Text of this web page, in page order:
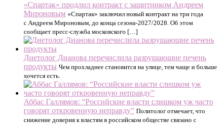
«Спартак» продлил контракт с защитником Андреем
Мироновым «Спартак» заключил новый контракт на три года
с Андреем Мироновым, до конца сезона-2027/2028. Об этом
сообщает пресс-служба московского […]
Диетолог Дианова перечислила разрушающие печень
продукты Чем прохладнее становится на улице, тем чаще и больше
хочется есть.
Аббас Галлямов: “Российские власти слишком уж часто
говорят откровенную неправду” Политолог отмечает, что
снижение доверия к властям в российском обществе связано с